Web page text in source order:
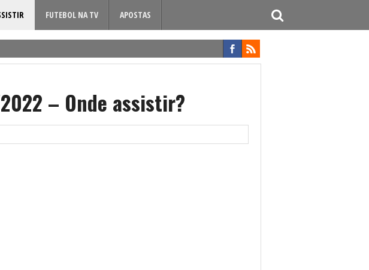
FUTEBOL NA TV APOSTAS
– Onde assistir?